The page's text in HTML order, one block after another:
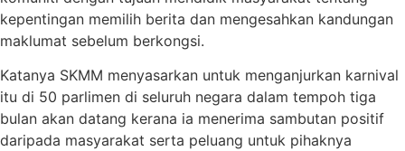
kepentingan memilih berita dan mengesahkan kandungan
maklumat sebelum berkongsi.
Katanya SKMM menyasarkan untuk menganjurkan karnival
itu di 50 parlimen di seluruh negara dalam tempoh tiga
bulan akan datang kerana ia menerima sambutan positif
daripada masyarakat serta peluang untuk pihaknya